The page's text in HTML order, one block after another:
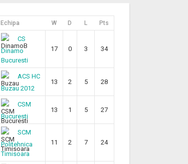
Echipa W D L Pts
CS
Dinamo
Bucuresti
17 0 3 34
ACS HC
Buzau 2012
13 2 5 28
CSM
Bucuresti
13 1 5 27
SCM
Politehnica
Timisoara
11 2 7 24